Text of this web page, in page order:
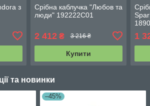
з
Срібна каблучка "Любов та
люди" 192222C01
2 412₴ 3 216 ₴
Купити
1
та новинки
–45%